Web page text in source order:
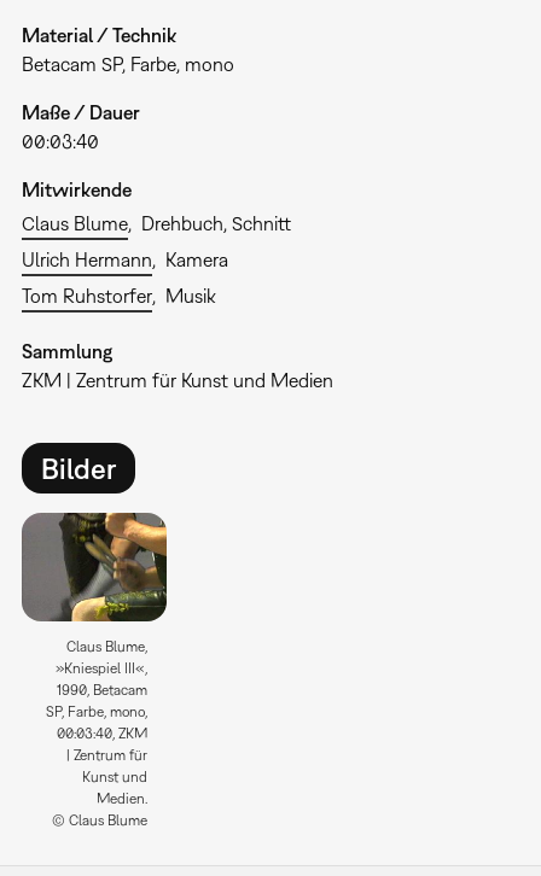
Material / Technik
Betacam SP, Farbe, mono
Maße / Dauer
00:03:40
Mitwirkende
Claus Blume
Drehbuch, Schnitt
Ulrich Hermann
Kamera
Tom Ruhstorfer
Musik
Sammlung
ZKM | Zentrum für Kunst und Medien
Bilder
Claus Blume,
»Kniespiel III«,
1990, Betacam
SP, Farbe, mono,
00:03:40, ZKM
| Zentrum für
Kunst und
Medien.
© Claus Blume